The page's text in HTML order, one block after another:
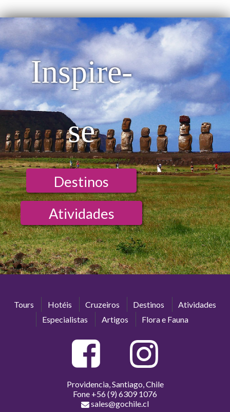
Inspire-
se
Destinos
Atividades
Tours Hotéis Cruzeiros Destinos
Atividades
Especialistas
Artigos Flora e Fauna
Providencia, Santiago, Chile
Fone +56 (9) 6309 1076
sales@gochile.cl